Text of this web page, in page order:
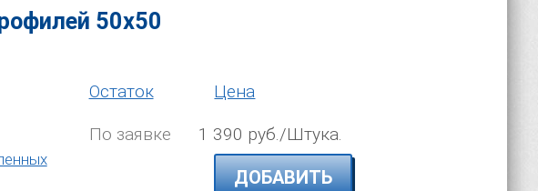
50х50
Остаток Цена
По заявке 1 390 руб./Штука.
ДОБАВИТЬ